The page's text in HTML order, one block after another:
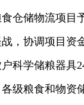
仓储物流项目
，协调项目资
科学储粮器具
各级粮食和物资